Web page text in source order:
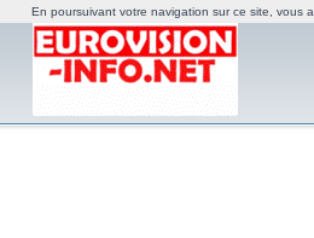
En poursuivant votre navigation sur ce site, vous